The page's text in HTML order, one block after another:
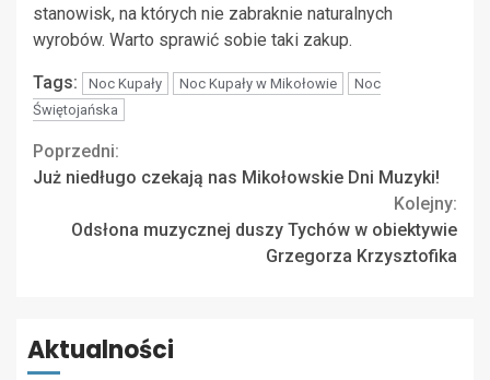
stanowisk, na których nie zabraknie naturalnych
wyrobów. Warto sprawić sobie taki zakup.
Tags: Noc Kupały Noc Kupały w Mikołowie
Noc
Świętojańska
Continue
Reading
Poprzedni:
Już niedługo czekają nas Mikołowskie Dni Muzyki!
Kolejny:
Odsłona muzycznej duszy Tychów w obiektywie
Grzegorza Krzysztofika
Aktualności